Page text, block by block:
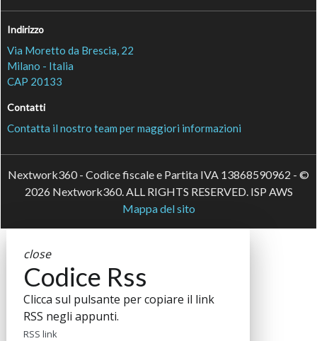
Indirizzo
Via Moretto da Brescia, 22
Milano - Italia
CAP 20133
Contatti
Contatta il nostro team per maggiori informazioni
Nextwork360 - Codice fiscale e Partita IVA 13868590962 - ©
2026 Nextwork360. ALL RIGHTS RESERVED. ISP AWS
Mappa del sito
close
Codice Rss
Clicca sul pulsante per copiare il link
RSS negli appunti.
RSS link